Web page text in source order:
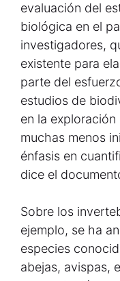
evaluación del
biológica en el
investigadores,
existente para
parte del
estudios de
en la
muchas menos
énfasis en
dice el
Sobre los
ejemplo, se ha
especies
abejas, avispas,